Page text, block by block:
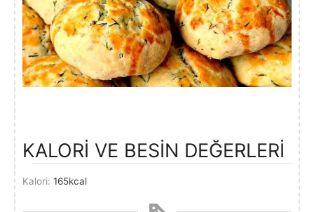
KALORİ VE BESİN DEĞERLERİ
Kalori: 165kcal